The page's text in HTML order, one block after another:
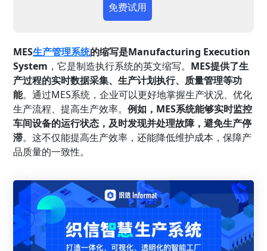
免费试用
MES生产管理系统的缩写是Manufacturing Execution
System ，它是制造执行系统的英文缩写。 MES提供了生
产过程的实时数据采集、生产计划执行、质量管理等功
能。通过MES系统，企业可以更好地掌握生产状况、优化
生产流程、提高生产效率。例如，MES系统能够实时监控
车间设备的运行状态，及时发现并处理故障，避免生产停
滞。这不仅能提高生产效率，还能降低维护成本，保障产
品质量的一致性。